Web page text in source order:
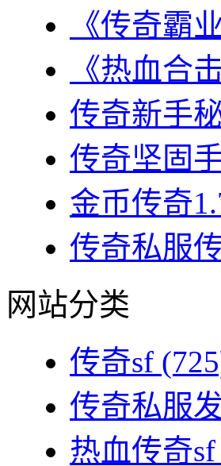
《传奇霸
《热血合
传奇新手
传奇坚固
金币传奇
传奇私服
网站分类
传奇sf
传奇私服
热血传奇sf